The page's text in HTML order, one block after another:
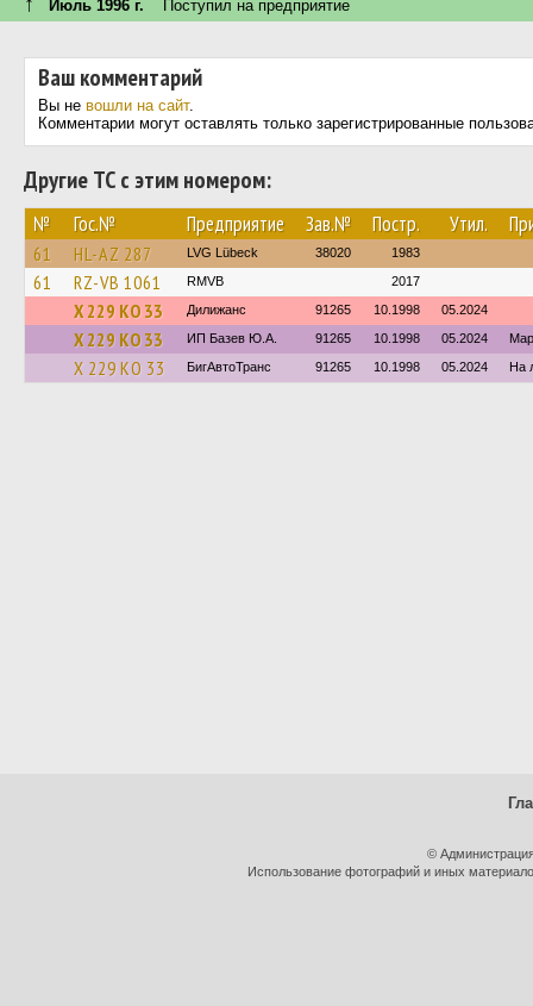
Июль 1996 г. Поступил на предприятие
Ваш комментарий
Вы не вошли на сайт.
Комментарии могут оставлять только зарегистрированные
Другие ТС с этим номером:
№ Гос.№ Предприятие Зав.№ Постр. Утил.
61 HL-AZ 287 LVG Lübeck 38020 1983
61 RZ-VB 1061 RMVB 2017
Х 229 КО 33 Дилижанс 91265 10.1998 05.2024
Х 229 КО 33 ИП Базев Ю.А. 91265 10.1998 05.2024
Х 229 КО 33 БигАвтоТранс 91265 10.1998 05.2024 На
©
Использование фотографий и иных